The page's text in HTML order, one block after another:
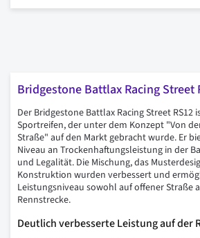
Bridgestone Battlax Racing Street
Der Bridgestone Battlax Racing Street RS12
Sportreifen, der unter dem Konzept "Von
Straße" auf den Markt gebracht wurde. Er
Niveau an Trockenhaftungsleistung in der
und Legalität. Die Mischung, das
Konstruktion wurden verbessert und
Leistungsniveau sowohl auf offener Straße
Rennstrecke.
Deutlich verbesserte Leistung auf der